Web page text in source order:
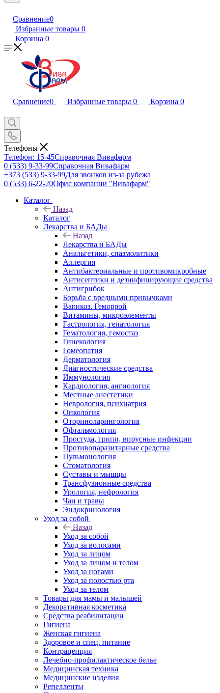
Сравнение0
Избранные товары 0
Корзина 0
Сравнение0 Избранные товары 0 Корзина 0
Телефоны
Телефон: 15-45Справочная Вивафарм
0 (533) 9-33-99Справочная Вивафарм
+373 (533) 9-33-99Для звонков из-за рубежа
0 (533) 6-22-20Офис компании "Вивафарм"
Каталог
Назад
Каталог
Лекарства и БАДы
Назад
Лекарства и БАДы
Анальгетики, спазмолитики
Аллергия
Антибактериальные и противомикробные
Антисептики и дезинфицирующие средства
Антигрибок
Борьба с вредными привычками
Варикоз. Геморрой
Витамины, микроэлементы
Гастрология, гепатология
Гематология, гемостаз
Гинекология
Гомеопатия
Дерматология
Диагностические средства
Иммунология
Кардиология, ангиология
Местные анестетики
Неврология, психиатрия
Онкология
Оториноларингология
Офтальмология
Простуда, грипп, вирусные инфекции
Противопаразитарные средства
Пульмонология
Стоматология
Суставы и мышцы
Трансфузионные средства
Урология, нефрология
Чаи и травы
Эндокринология
Уход за собой
Назад
Уход за собой
Уход за волосами
Уход за лицом
Уход за лицом и телом
Уход за ногами
Уход за полостью рта
Уход за телом
Товары для мамы и малышей
Декоративная косметика
Средства реабилитации
Гигиена
Женская гигиена
Здоровое и спец. питание
Контрацепция
Лечебно-профилактическое белье
Медицинская техника
Медицинские изделия
Репелленты